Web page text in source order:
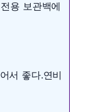
용 보관백에
서 좋다.연비